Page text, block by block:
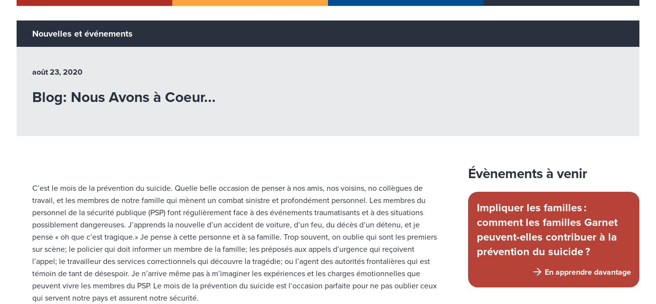
Nouvelles et événements
août 23, 2020
Blog: Nous Avons à Coeur...
C’est le mois de la prévention du suicide. Quelle belle occasion de penser à nos amis, nos voisins, no collègues de
travail, et les membres de notre famille qui mènent un combat sinistre et profondément personnel. Les membres du
personnel de la sécurité publique (PSP) font régulièrement face à des événements traumatisants et à des situations
possiblement dangereuses. J’apprends la nouvelle d’un accident de voiture, d’un feu, du décès d’un détenu, et je
pense « oh que c’est tragique.» Je pense à cette personne et à sa famille. Trop souvent, on oublie qui sont les premiers
sur scène; le policier qui doit informer un membre de la famille; les préposés aux appels d’urgence qui reçoivent
l’appel; le travailleur des services correctionnels qui découvre la tragédie; ou l’agent des autorités frontalières qui est
témoin de tant de désespoir. Je n’arrive même pas à m’imaginer les expériences et les charges émotionnelles que
peuvent vivre les membres du PSP. Le mois de la prévention du suicide est l’occasion parfaite pour ne pas oublier ceux
qui servent notre pays et assurent notre sécurité.
Évènements à venir
Impliquer les familles :
comment les familles Garnet
peuvent-elles contribuer à la
prévention du suicide ?
En apprendre davantage